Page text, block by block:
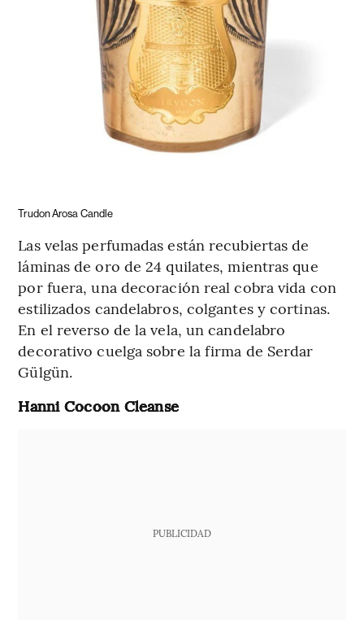
Trudon Arosa Candle
Las velas perfumadas están recubiertas de
láminas de oro de 24 quilates, mientras que
por fuera, una decoración real cobra vida con
estilizados candelabros, colgantes y cortinas.
En el reverso de la vela, un candelabro
decorativo cuelga sobre la firma de Serdar
Gülgün.
Hanni Cocoon Cleanse
PUBLICIDAD